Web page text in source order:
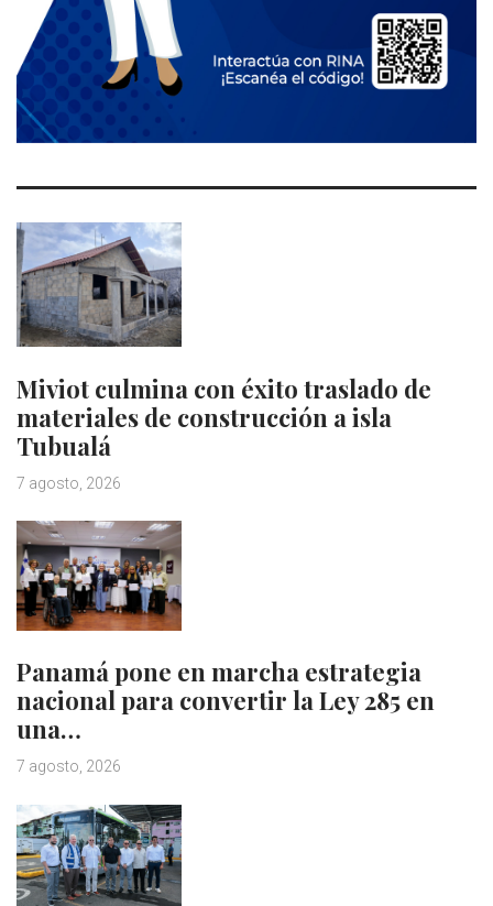
Miviot culmina con éxito traslado de
materiales de construcción a isla
Tubualá
7 agosto, 2026
Panamá pone en marcha estrategia
nacional para convertir la Ley 285 en
una…
7 agosto, 2026